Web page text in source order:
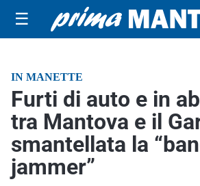
☰
IN MANETTE
Furti di auto e in
tra Mantova e il
smantellata la
jammer”